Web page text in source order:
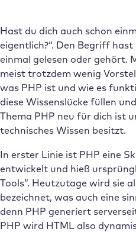
Hast du dich auch schon
eigentlich?“. Den Begriff
einmal gelesen oder gehört.
meist trotzdem wenig
was PHP ist und wie es
diese Wissenslücke füllen
Thema PHP neu für dich ist
technisches Wissen besitzt.
In erster Linie ist PHP eine
entwickelt und hieß
Tools”. Heutzutage wird sie
bezeichnet, was auch eine
denn PHP generiert
PHP wird HTML also